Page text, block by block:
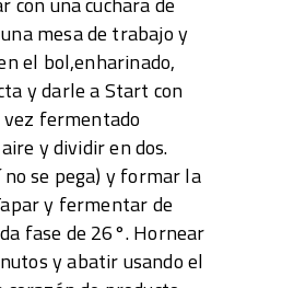
mesa de trabajo y
el bol,enharinado,
y darle a Start con
fermentado
y dividir en dos.
se pega) y formar la
y fermentar de
fase de 26°. Hornear
y abatir usando el